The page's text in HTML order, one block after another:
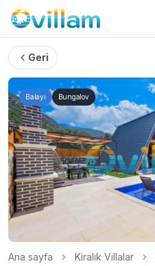
Geri
Balayı Bungalov
Ana sayfa Kiralık Villalar